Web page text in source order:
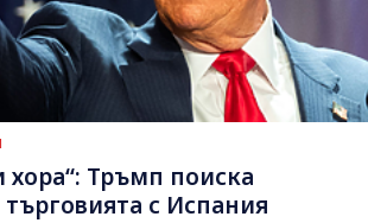
хора“: Тръмп поиска
с Испания